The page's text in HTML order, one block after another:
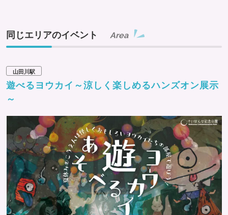
同じエリアのイベント Area
山田川駅
遊べるヨウカイ～涼しく楽しめるハンズオン展示
～